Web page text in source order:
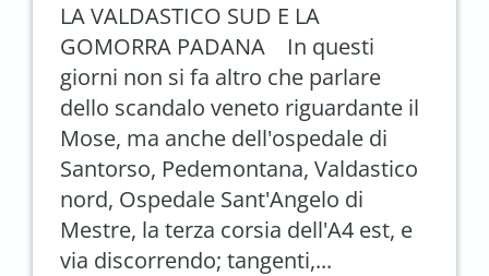
LA VALDASTICO SUD E LA
GOMORRA PADANA In questi
giorni non si fa altro che parlare
dello scandalo veneto riguardante il
Mose, ma anche dell'ospedale di
Santorso, Pedemontana, Valdastico
nord, Ospedale Sant'Angelo di
Mestre, la terza corsia dell'A4 est, e
via discorrendo; tangenti,...